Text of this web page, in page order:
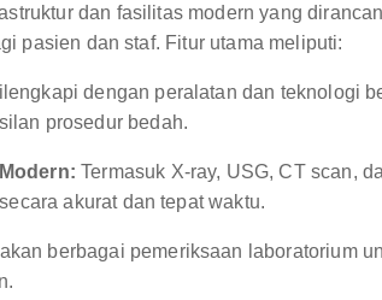
dan fasilitas modern yang
pasien dan staf. Fitur utama meliputi:
dengan peralatan dan teknologi
prosedur bedah.
Termasuk X-ray, USG, CT scan,
akurat dan tepat waktu.
berbagai pemeriksaan laboratorium